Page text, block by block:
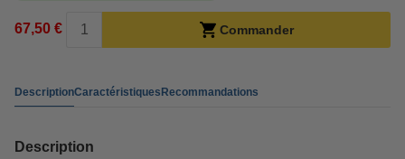
67,50 € Commander
DescriptionCaractéristiquesRecommandations
Description